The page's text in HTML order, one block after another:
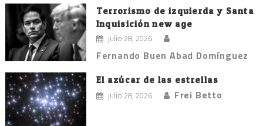
Terrorismo de izquierda y Santa
Inquisición new age
julio 28, 2026
Fernando Buen Abad Domínguez
El azúcar de las estrellas
julio 28, 2026 Frei Betto